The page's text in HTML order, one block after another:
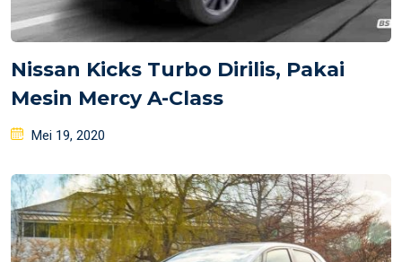
Nissan Kicks Turbo Dirilis, Pakai
Mesin Mercy A-Class
Posted
Mei 19, 2020